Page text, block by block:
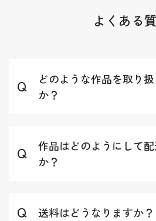
よくある
どのような作品を取り
か？
作品はどのようにして
か？
送料はどうなりますか？